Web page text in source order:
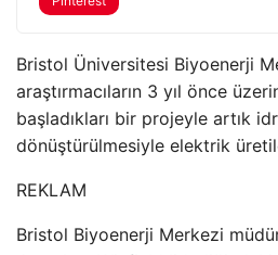
Bristol Üniversitesi Biyoenerji
araştırmacıların 3 yıl önce
başladıkları bir projeyle artık
dönüştürülmesiyle elektrik
REKLAM
Bristol Biyoenerji Merkezi müdür